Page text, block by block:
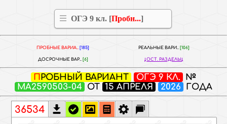
ОГЭ 9 кл. [Пробн...]
ПРОБНЫЕ ВАРИА.. [185] РЕАЛЬНЫЕ ВАРИ.. [106]
ДОСРОЧНЫЕ ВАР.. [6] ОСТ. РАЗДЕЛЫ
ПРОБНЫЙ ВАРИАНТ ОГЭ 9 КЛ.
№
МА2590503-04 ОТ 15 АПРЕЛЯ 2026 ГОДА
36534